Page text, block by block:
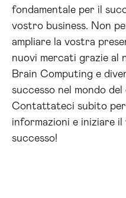
fondamentale per il
vostro business. Non
ampliare la vostra
nuovi mercati grazie al
Brain Computing e
successo nel mondo
Contattateci subito per
informazioni e iniziare
successo!